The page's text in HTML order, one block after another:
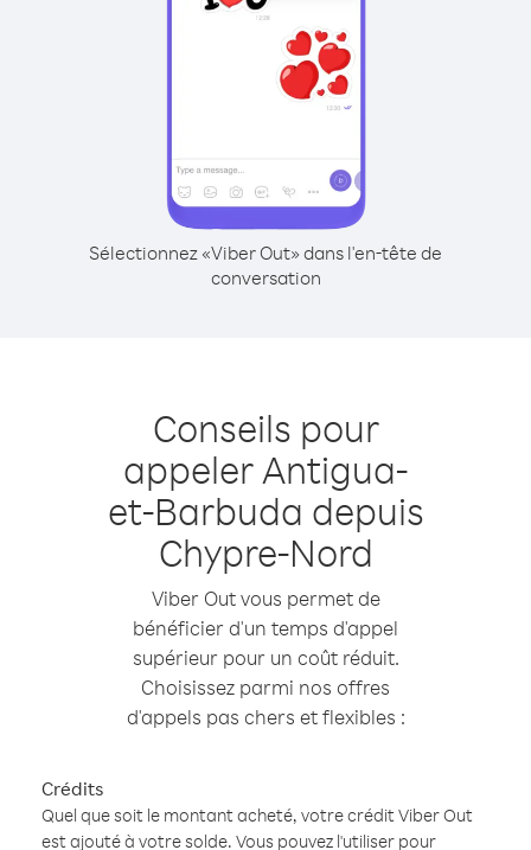
Sélectionnez «Viber Out» dans l'en-tête de
conversation
Conseils pour
appeler Antigua-
et-Barbuda depuis
Chypre-Nord
Viber Out vous permet de
bénéficier d'un temps d'appel
supérieur pour un coût réduit.
Choisissez parmi nos offres
d'appels pas chers et flexibles :
Crédits
Quel que soit le montant acheté, votre crédit Viber Out
est ajouté à votre solde. Vous pouvez l'utiliser pour